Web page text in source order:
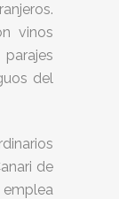
vinos
del
de